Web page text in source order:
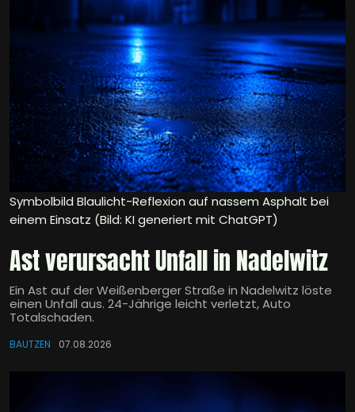
Symbolbild Blaulicht-Reflexion auf nassem Asphalt bei
einem Einsatz (Bild: KI generiert mit ChatGPT)
Ast verursacht Unfall in Nadelwitz
Ein Ast auf der Weißenberger Straße in Nadelwitz löste
einen Unfall aus. 24-Jährige leicht verletzt, Auto
Totalschaden.
BAUTZEN 07.08.2026